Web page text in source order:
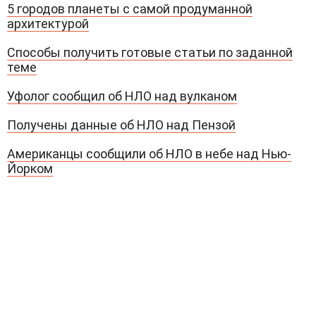
5 городов планеты с самой продуманной
архитектурой
Способы получить готовые статьи по заданной
теме
Уфолог сообщил об НЛО над вулканом
Получены данные об НЛО над Пензой
Американцы сообщили об НЛО в небе над Нью-
Йорком